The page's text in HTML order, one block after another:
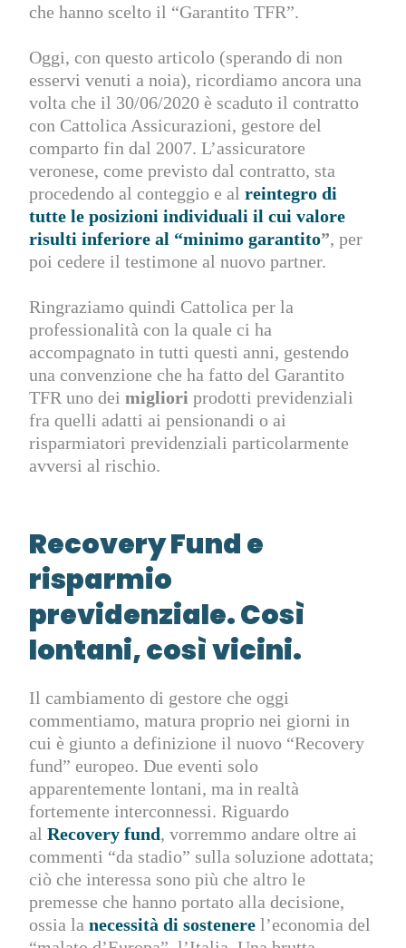
che hanno scelto il “Garantito TFR”.
Oggi, con questo articolo (sperando di non
esservi venuti a noia), ricordiamo ancora una
volta che il 30/06/2020 è scaduto il contratto
con Cattolica Assicurazioni, gestore del
comparto fin dal 2007. L’assicuratore
veronese, come previsto dal contratto, sta
procedendo al conteggio e al reintegro di
tutte le posizioni individuali il cui valore
risulti inferiore al “minimo garantito”, per
poi cedere il testimone al nuovo partner.
Ringraziamo quindi Cattolica per la
professionalità con la quale ci ha
accompagnato in tutti questi anni, gestendo
una convenzione che ha fatto del Garantito
TFR uno deimigliori prodotti previdenziali
fra quelli adatti ai pensionandi o ai
risparmiatori previdenziali particolarmente
avversi al rischio.
Recovery Fund e
risparmio
previdenziale. Così
lontani, così vicini.
Il cambiamento di gestore che oggi
commentiamo, matura proprio nei giorni in
cui è giunto a definizione il nuovo “Recovery
fund” europeo. Due eventi solo
apparentemente lontani, ma in realtà
fortemente interconnessi. Riguardo
alRecovery fund, vorremmo andare oltre ai
commenti “da stadio” sulla soluzione adottata;
ciò che interessa sono più che altro le
premesse che hanno portato alla decisione,
ossia lanecessità di sostenere l’economia del